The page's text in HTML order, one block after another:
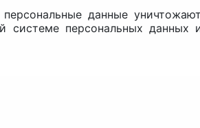
данные
системе персональных